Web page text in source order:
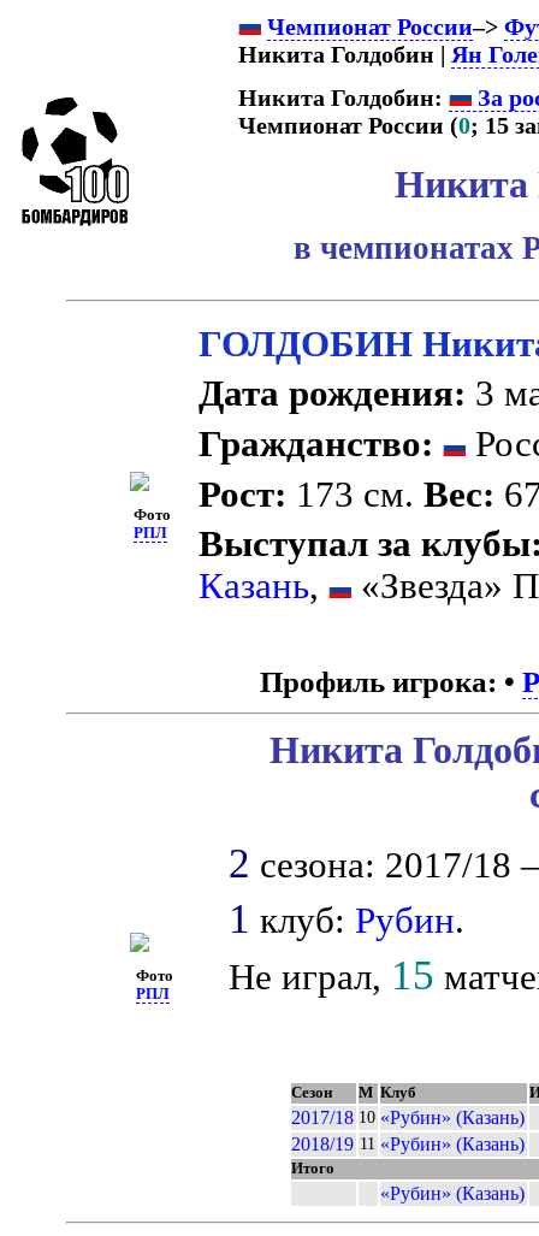
Чемпионат России–>
Никита Голдобин | Ян
Никита Голдобин:
За
Чемпионат России (0; 15
Никита
в чемпионатах
Фото
РПЛ
ГОЛДОБИН Никита
Дата рождения: 3
Гражданство:
Рост: 173 см.Вес:
Выступал за
Казань, «Звезда»
Профиль игрока: •
Фото
РПЛ
Никита
2 сезона: 2017/18
1 клуб: Рубин.
Не играл, 15
Сезон М Клуб
2017/18 10 «Рубин» (Казань)
2018/19 11 «Рубин» (Казань)
Итого
«Рубин» (Казань)